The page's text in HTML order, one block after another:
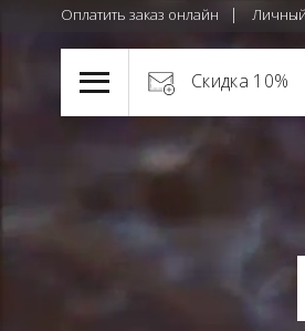
Оплатить заказ онлайн
Скидка 10%